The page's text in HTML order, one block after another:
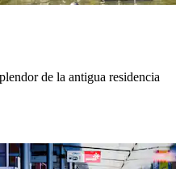
de la antigua residencia